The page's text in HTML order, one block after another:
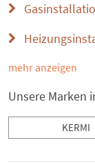
mehr anzeigen
Unsere Marken
KERMI